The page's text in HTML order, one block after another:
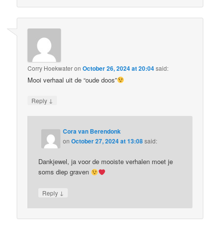
Corry HoekwateronOctober 26, 2024 at 20:04said:
Mooi verhaal uit de “oude doos”
Reply ↓
Cora van Berendonk
onOctober 27, 2024 at 13:08said:
Dankjewel, ja voor de mooiste verhalen moet je
soms diep graven
Reply ↓